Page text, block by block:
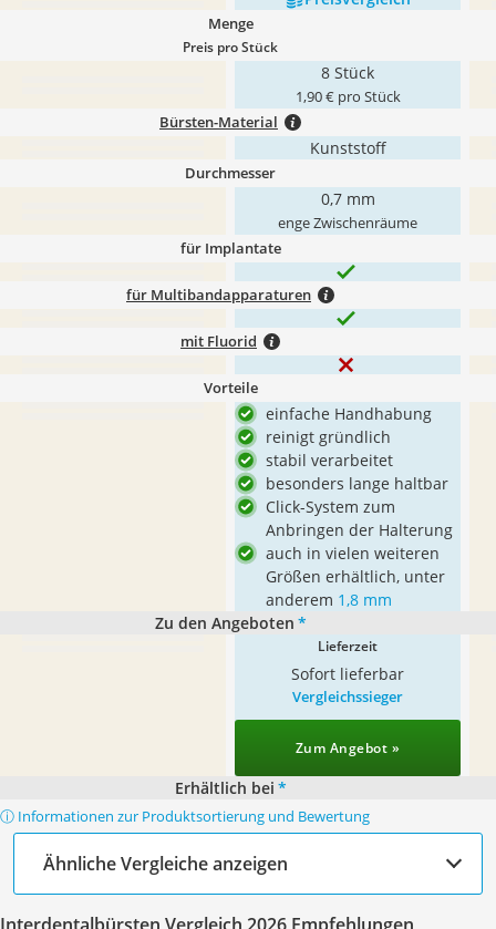
Menge
Preis pro Stück
8 Stück
1,90 € pro Stück
Bürsten-Material
Kunststoff
Durchmesser
0,7 mm
enge Zwischenräume
für Implantate
für Multibandapparaturen
mit Fluorid
Vorteile
einfache Handhabung
reinigt gründlich
stabil verarbeitet
besonders lange haltbar
Click-System zum
Anbringen der Halterung
auch in vielen weiteren
Größen erhältlich, unter
anderem 1,8 mm
Zu den Angeboten *
Lieferzeit
Sofort lieferbar
Vergleichssieger
Zum Angebot »
Erhältlich bei *
ⓘ Informationen zur Produktsortierung und Bewertung
Ähnliche Vergleiche anzeigen